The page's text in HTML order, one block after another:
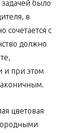
было
в
сочетается с
должно
и при этом
цветовая